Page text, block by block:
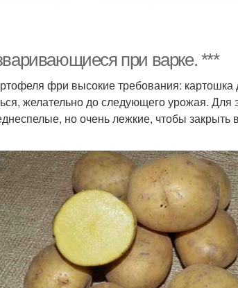
при варке. ***
фри высокие требования:
желательно до следующего урожая. Для
но очень лежкие, чтобы закрыть